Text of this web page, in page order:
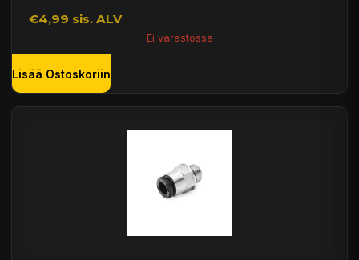
€4,99 sis. ALV
Ei varastossa
Lisää Ostoskoriin